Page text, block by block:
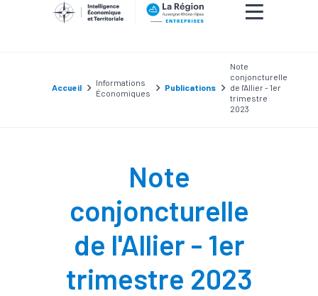
Accueil
Informations
Économiques
Publications
Note
conjoncturelle
de l'Allier - 1er
trimestre
2023
Note
conjoncturelle
de l'Allier - 1er
trimestre 2023